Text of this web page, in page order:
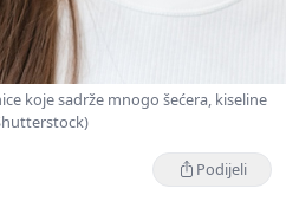
koje sadrže mnogo šećera, kiseline
Podijeli